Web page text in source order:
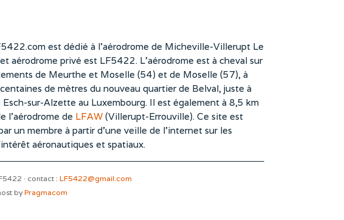
est dédié à l’aérodrome de Micheville-Villerupt Le
aérodrome privé est LF5422. L’aérodrome est à cheval sur
de Meurthe et Moselle (54) et de Moselle (57), à
de mètres du nouveau quartier de Belval, juste à
Esch-sur-Alzette au Luxembourg. Il est également à 8,5 km
l’aérodrome de LFAW(Villerupt-Errouville). Ce site est
un membre à partir d’une veille de l’internet sur les
aéronautiques et spatiaux.
· contact : LF5422@gmail.com
byPragmacom